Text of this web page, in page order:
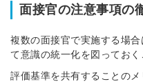
面接官の注意事項の
複数の面接官で実施する場
て意識の統一化を図っておく
評価基準を共有することの